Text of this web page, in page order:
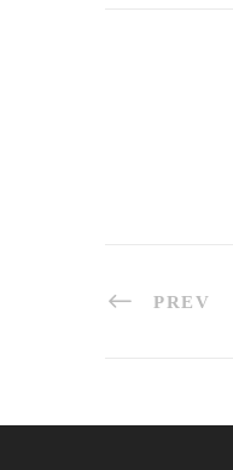
PREV